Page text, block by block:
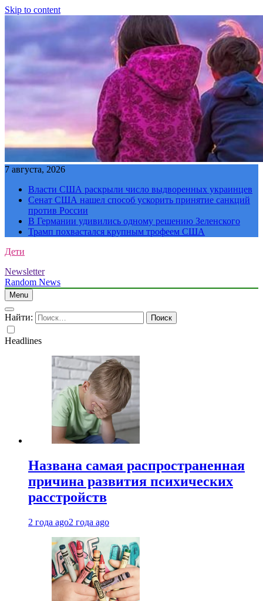
Skip to content
7 августа, 2026
Власти США раскрыли число выдворенных украинцев
Сенат США нашел способ ускорить принятие санкций
против России
В Германии удивились одному решению Зеленского
Трамп похвастался крупным трофеем США
Дети
Newsletter
Random News
Menu
Найти:
Headlines
Названа самая распространенная
причина развития психических
расстройств
2 года ago2 года ago